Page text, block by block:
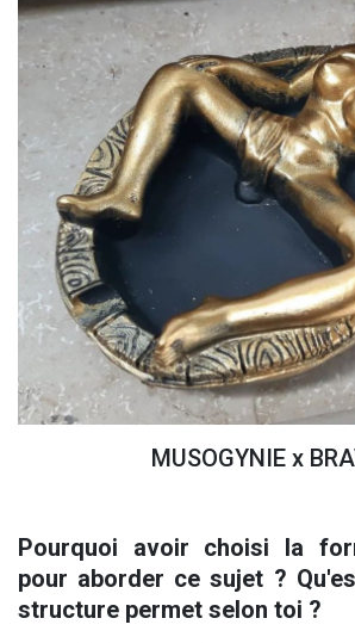
MUSOGYNIE x
Pourquoi avoir choisi la
pour aborder ce sujet ?
structure permet selon toi ?